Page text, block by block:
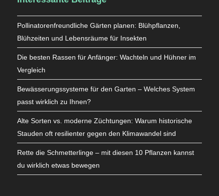
Pollinatorenfreundliche Gärten planen: Blühpflanzen,
Blühzeiten und Lebensräume für Insekten
Die besten Rassen für Anfänger: Wachteln und Hühner im
Vergleich
Bewässerungssysteme für den Garten – Welches System
passt wirklich zu Ihnen?
Alte Sorten vs. moderne Züchtungen: Warum historische
Stauden oft resilienter gegen den Klimawandel sind
Rette die Schmetterlinge – mit diesen 10 Pflanzen kannst
du wirklich etwas bewegen